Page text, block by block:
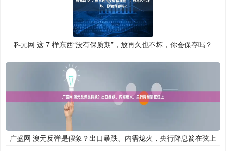
科元网 这 7 样东西“没有保质期”，放再久也不坏，你会保存吗？
广盛网 澳元反弹是假象？出口暴跌、内需熄火，央行降息箭在弦上